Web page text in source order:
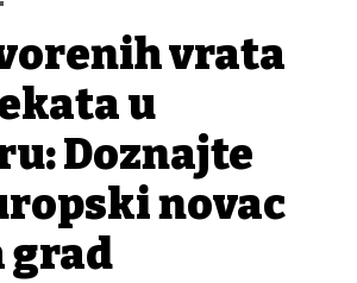
vrata
u
Doznajte
novac
grad